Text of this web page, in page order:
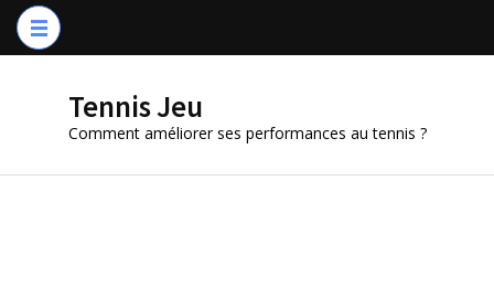
Aller
au
(PressezTennis Jeu
Comment améliorer ses performances au tennis ?